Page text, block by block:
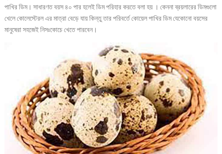
পাখির ডিম। সাধারণত বয়স ৪০ পার হলেই ডিম পরিহার করতে বলা হয় । কেননা ব্রয়লারের ডিমগুলো
খেলে কোলেস্টেরল এর মাত্রা বেড়ে যায় কিন্তু তার পরিবর্তে কোয়েল পাখির ডিম যেকোনো বয়সের
মানুষেরা সহজেই নিসঃকোচে খেতে পারবেন।